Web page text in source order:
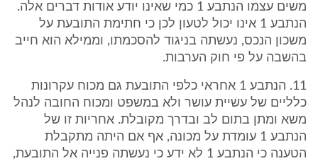
משים עצמו הנתבע 1 כמי שאינו יודע אודות דברים אלה.
הנתבע 1 אינו יכול לטעון לכן כי חתימת התובעת על
משכון הנכס, נעשתה בניגוד להסכמתו, וממילא הוא חייב
בהשבה על פי חוק הערבות.
11. הנתבע 1 אחראי כלפי התובעת גם מכוח עקרונות
כלליים של עשיית עושר ולא במשפט ומכוח החובה לנהל
משא ומתן בתום לב ובדרך מקובלת. אחריות זו של
הנתבע 1 עומדת על מכונה, אף אם היתה מתקבלת
הטענה כי הנתבע 1 לא ידע כי נעשתה פנייה אל התובעת,